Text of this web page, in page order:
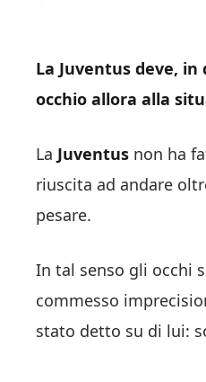
La Juventus deve,
occhio allora alla
La Juventus non ha
riuscita ad andare
pesare.
In tal senso gli occhi
commesso
stato detto su di lui: